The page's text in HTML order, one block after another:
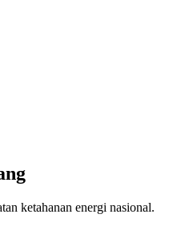
ketahanan energi nasional.